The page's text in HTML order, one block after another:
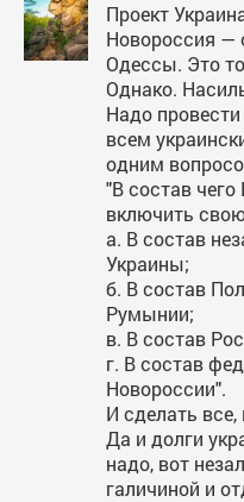
Проект
Новороссия —
Одессы. Это
Однако.
Надо
всем
одним
"В состав
включить
а. В состав
Украины;
б. В состав
Румынии;
в. В состав
г. В состав
Новороссии".
И сделать
Да и долги
надо, вот
галичиной и